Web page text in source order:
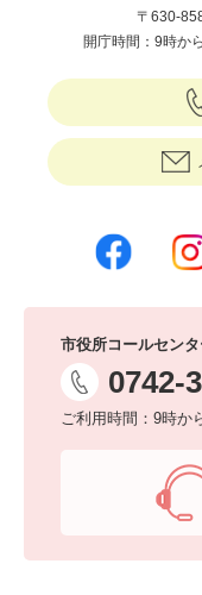
〒630-
開庁時間：9時か
市役所コールセン
0742-
ご利用時間：9時か